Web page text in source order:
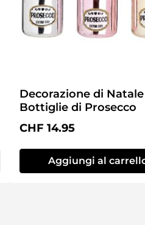
Decorazione di Natale
Bottiglie di Prosecco
Prezzo normale:
CHF 14.95
Aggiungi al